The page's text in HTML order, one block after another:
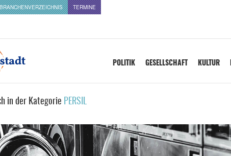
BRANCHENVERZEICHNIS TERMINE
POLITIK GESELLSCHAFT KULTUR
in der Kategorie PERSIL